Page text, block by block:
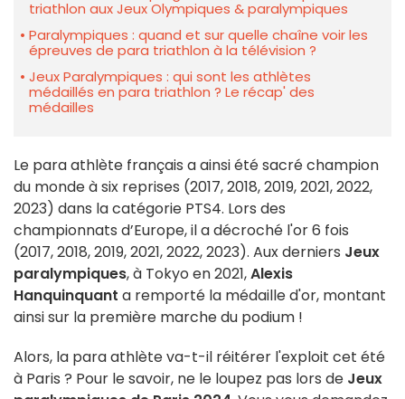
triathlon aux Jeux Olympiques & paralympiques
Paralympiques : quand et sur quelle chaîne voir les
épreuves de para triathlon à la télévision ?
Jeux Paralympiques : qui sont les athlètes
médaillés en para triathlon ? Le récap' des
médailles
Le para athlète français a ainsi été sacré champion
du monde à six reprises (2017, 2018, 2019, 2021, 2022,
2023) dans la catégorie PTS4. Lors des
championnats d’Europe, il a décroché l'or 6 fois
(2017, 2018, 2019, 2021, 2022, 2023). Aux derniers Jeux
paralympiques, à Tokyo en 2021,Alexis
Hanquinquant a remporté la médaille d'or, montant
ainsi sur la première marche du podium !
Alors, la para athlète va-t-il réitérer l'exploit cet été
à Paris ? Pour le savoir, ne le loupez pas lors de Jeux